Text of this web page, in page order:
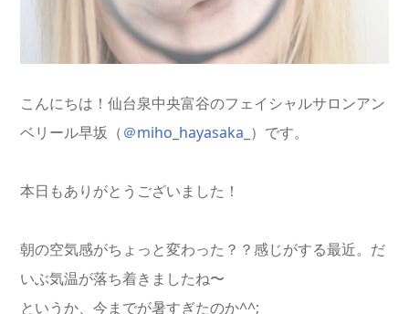
こんにちは！仙台泉中央富谷のフェイシャルサロンアン
ベリール早坂（＠miho_hayasaka_ ）です。
本日もありがとうございました！
朝の空気感がちょっと変わった？？感じがする最近。だ
いぶ気温が落ち着きましたね〜
というか、今までが暑すぎたのか^^;